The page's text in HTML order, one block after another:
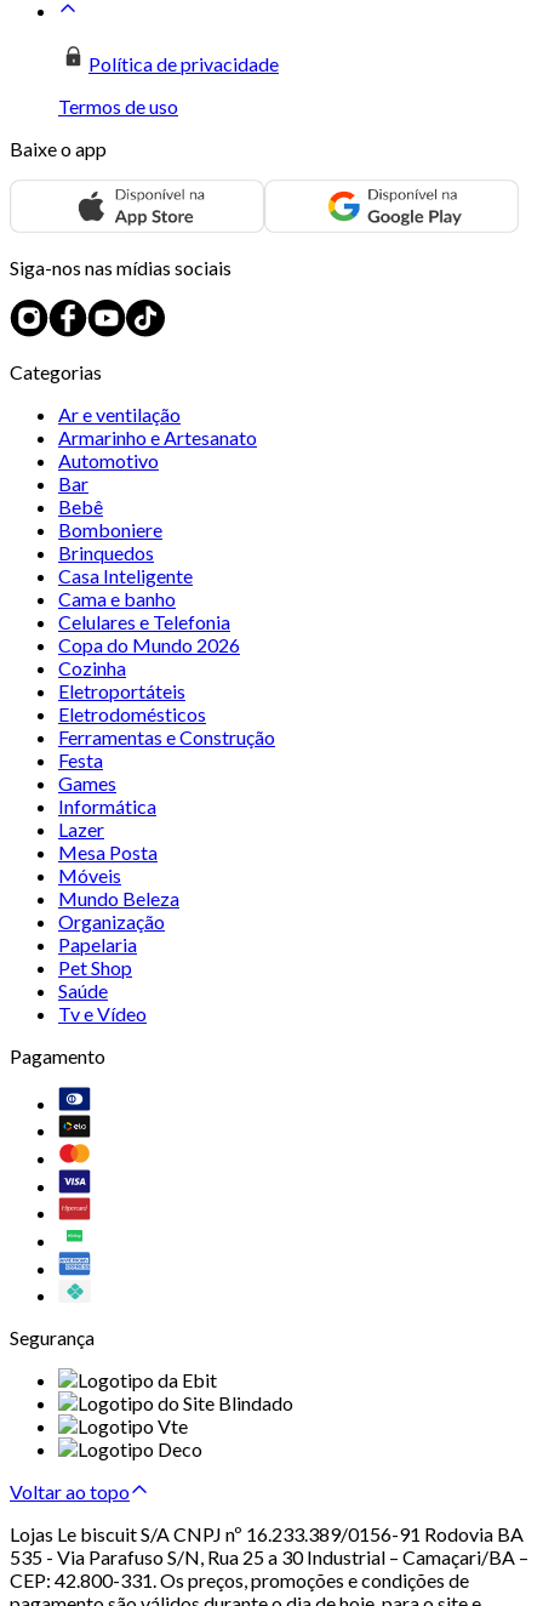
Política de privacidade
Termos de uso
Baixe o app
Siga-nos nas mídias sociais
Categorias
Ar e ventilação
Armarinho e Artesanato
Automotivo
Bar
Bebê
Bomboniere
Brinquedos
Casa Inteligente
Cama e banho
Celulares e Telefonia
Copa do Mundo 2026
Cozinha
Eletroportáteis
Eletrodomésticos
Ferramentas e Construção
Festa
Games
Informática
Lazer
Mesa Posta
Móveis
Mundo Beleza
Organização
Papelaria
Pet Shop
Saúde
Tv e Vídeo
Pagamento
Segurança
Voltar ao topo
Lojas Le biscuit S/A CNPJ nº 16.233.389/0156-91 Rodovia BA
535 - Via Parafuso S/N, Rua 25 a 30 Industrial – Camaçari/BA –
CEP: 42.800-331. Os preços, promoções e condições de